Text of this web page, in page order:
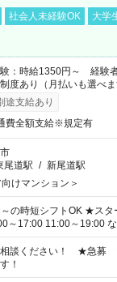
社会人未経験OK 大学
験：時給1350円～ 経
度あり（月払いも選べ
支払いとなります。
途支給あり
費全額支給※規定有
尾道駅 / 新尾道駅
向けマンション＞
トOK ★スタート時間選べます！ 7:00
17:00 11:00～19:00 など 残業
お仕事と合わせ週40時
基づき、週20時間以上
※労働者派遣法（日雇
短期間の就業はご案内
相談ください！ ★急募
！